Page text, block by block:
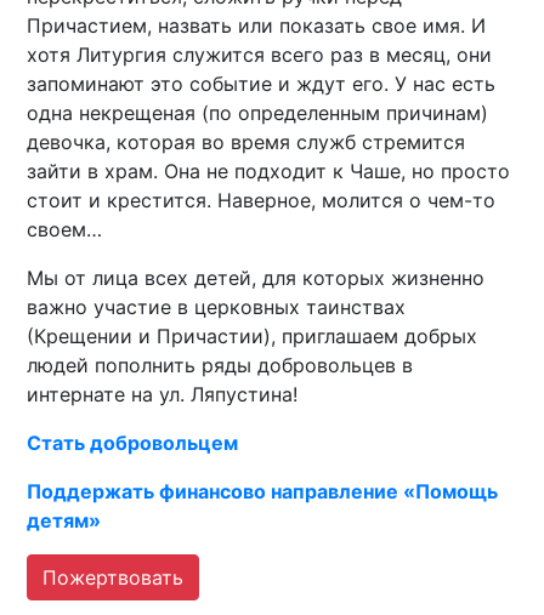
Причастием, назвать или показать свое имя. И
хотя Литургия служится всего раз в месяц, они
запоминают это событие и ждут его. У нас есть
одна некрещеная (по определенным причинам)
девочка, которая во время служб стремится
зайти в храм. Она не подходит к Чаше, но просто
стоит и крестится. Наверное, молится о чем-то
своем…
Мы от лица всех детей, для которых жизненно
важно участие в церковных таинствах
(Крещении и Причастии), приглашаем добрых
людей пополнить ряды добровольцев в
интернате на ул. Ляпустина!
Стать добровольцем
Поддержать финансово направление «Помощь
детям»
Пожертвовать